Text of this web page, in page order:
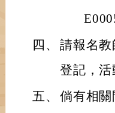
四、 請報名
登記，活
五、 倘有相